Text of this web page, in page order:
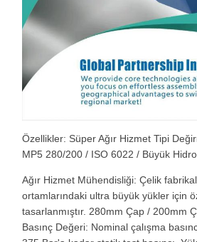
Özellikler: Süper Ağır Hizmet Tipi
MP5 280/200 / ISO 6022 / Büyük
Ağır Hizmet Mühendisliği: Çelik
ortamlarındaki ultra büyük yükler için
tasarlanmıştır. 280mm Çap / 200mm
Basınç Değeri: Nominal çalışma